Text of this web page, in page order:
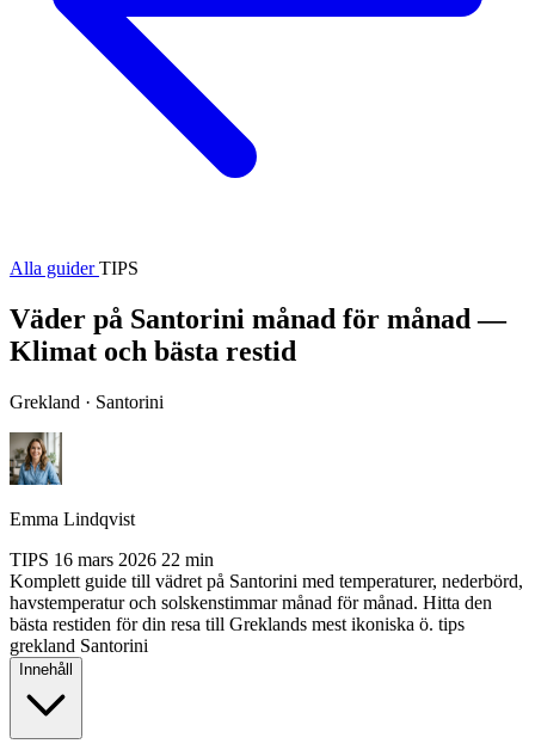
Alla guiderTIPS
Väder på Santorini månad för månad —
Klimat och bästa restid
Grekland · Santorini
Emma Lindqvist
TIPS 16 mars 2026 22 min
Komplett guide till vädret på Santorini med temperaturer, nederbörd,
havstemperatur och solskenstimmar månad för månad. Hitta den
bästa restiden för din resa till Greklands mest ikoniska ö. tips
grekland Santorini
Innehåll